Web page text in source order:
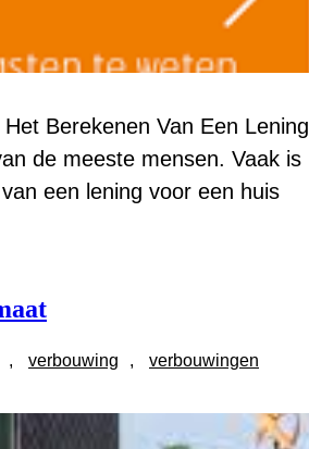
Berekenen Van Een Lening
de meeste mensen. Vaak is
een lening voor een huis
, verbouwing , verbouwingen